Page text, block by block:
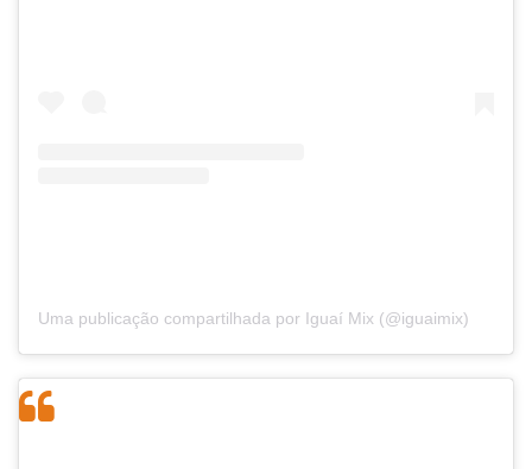
Uma publicação compartilhada por Iguaí Mix (@iguaimix)